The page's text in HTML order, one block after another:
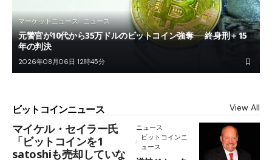
マーケットニュース ニュース
元警官が10代から35万ドルのビットコイン強奪──終身刑＋15
年の判決
2026年08月06日 12時45分
ビットコインニュース View All
マイケル・セイラー氏
「ビットコインを1
satoshiも売却していな
ニュース
ビットコインニ
ュース